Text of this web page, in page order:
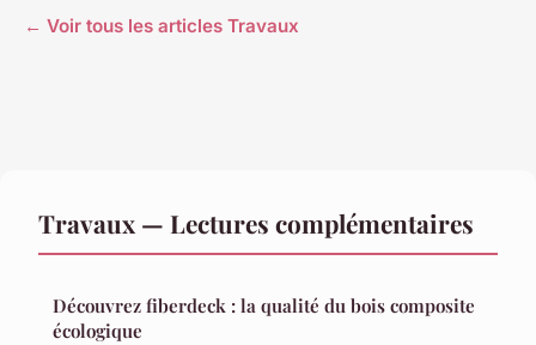
← Voir tous les articles Travaux
Travaux — Lectures complémentaires
Découvrez fiberdeck : la qualité du bois composite
écologique